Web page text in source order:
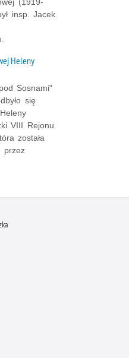
insp. Jacek
Heleny
Sosnami"
się
VIII Rejonu
została
przez